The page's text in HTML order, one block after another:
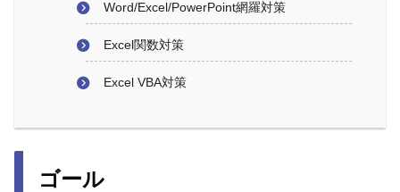
Word/Excel/PowerPoint網羅対策
Excel関数対策
Excel VBA対策
ゴール